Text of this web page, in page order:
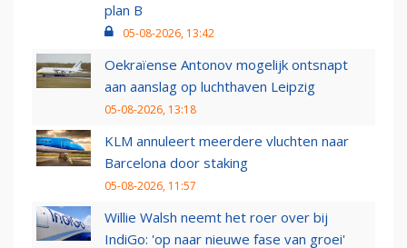
plan B
05-08-2026, 13:42
Oekraïense Antonov mogelijk ontsnapt
aan aanslag op luchthaven Leipzig
05-08-2026, 13:18
KLM annuleert meerdere vluchten naar
Barcelona door staking
05-08-2026, 11:57
Willie Walsh neemt het roer over bij
IndiGo: 'op naar nieuwe fase van groei'